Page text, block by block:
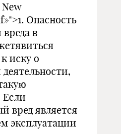
Опасность
в
иску о
Если
вред является
эксплуатации